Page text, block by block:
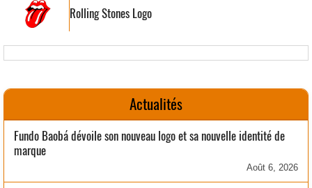
Rolling Stones Logo
Actualités
Fundo Baobá dévoile son nouveau logo et sa nouvelle identité de
marque
Août 6, 2026